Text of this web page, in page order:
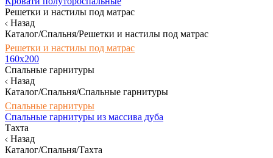
Решетки и настилы под матрас
Назад
Каталог/Спальня/Решетки и настилы под матрас
Решетки и настилы под матрас
160х200
Спальные гарнитуры
Назад
Каталог/Спальня/Спальные гарнитуры
Спальные гарнитуры
Спальные гарнитуры из массива дуба
Тахта
Назад
Каталог/Спальня/Тахта